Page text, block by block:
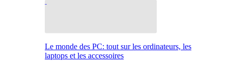
Le monde des PC: tout sur les ordinateurs, les
laptops et les accessoires